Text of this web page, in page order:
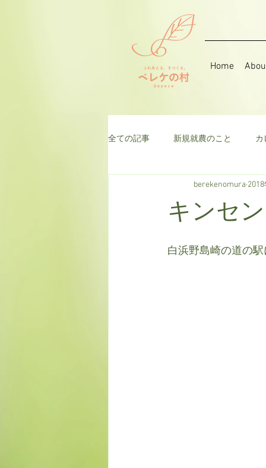
Home
全ての記事 新規就農のこと カ
そら豆 ハーブ
キンセ
berekenomura
白浜野島崎の道の